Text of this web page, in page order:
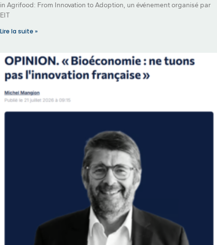
in Agrifood: From Innovation to Adoption, un événement organisé par
EIT
Lire la suite »